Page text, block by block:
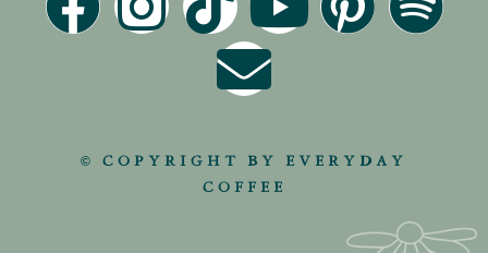
© COPYRIGHT BY EVERYDAY
COFFEE